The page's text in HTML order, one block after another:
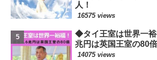
人！
16575 views
◆タイ王室は世界一
兆円は英国王室の80
14075 views